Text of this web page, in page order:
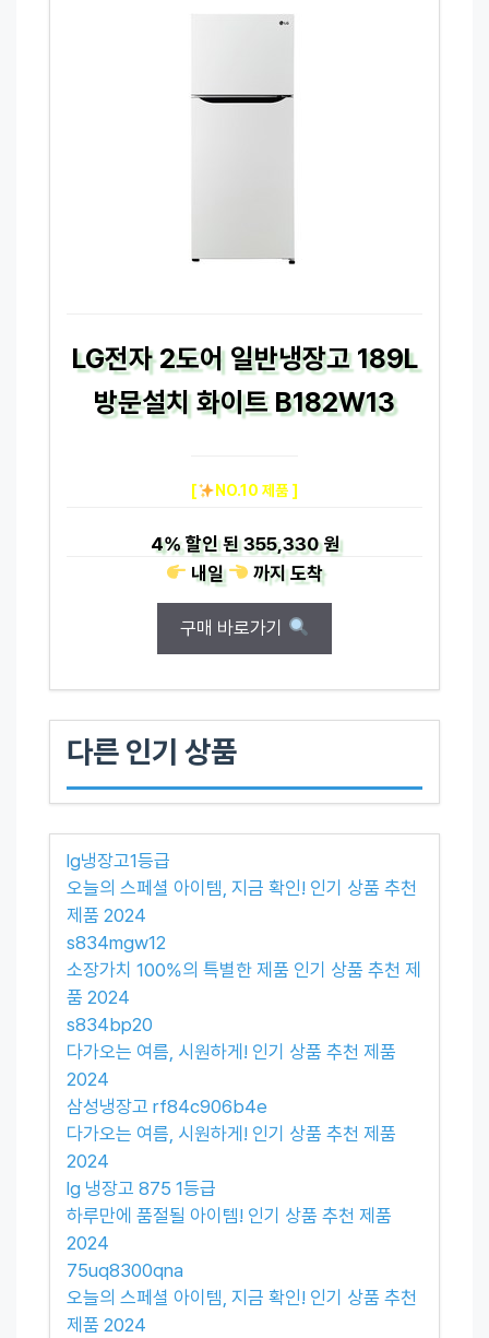
LG전자 2도어 일반냉장고 189L
방문설치 화이트 B182W13
[ NO.10 제품 ]
4%할인 된355,330 원
내일
까지도착
구매 바로가기
다른 인기 상품
lg냉장고1등급
오늘의 스페셜 아이템, 지금 확인! 인기 상품 추천
제품 2024
s834mgw12
소장가치 100%의 특별한 제품 인기 상품 추천 제
품 2024
s834bp20
다가오는 여름, 시원하게! 인기 상품 추천 제품
2024
삼성냉장고 rf84c906b4e
다가오는 여름, 시원하게! 인기 상품 추천 제품
2024
lg 냉장고 875 1등급
하루만에 품절될 아이템! 인기 상품 추천 제품
2024
75uq8300qna
오늘의 스페셜 아이템, 지금 확인! 인기 상품 추천
제품 2024